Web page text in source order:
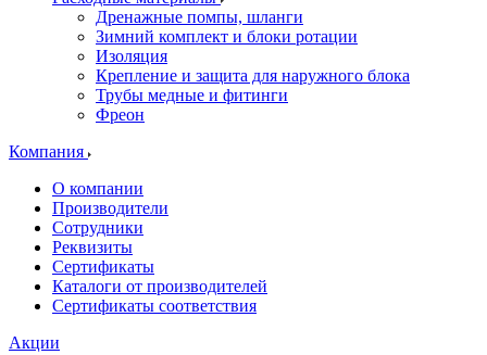
Дренажные помпы, шланги
Зимний комплект и блоки ротации
Изоляция
Крепление и защита для наружного блока
Трубы медные и фитинги
Фреон
Компания
О компании
Производители
Сотрудники
Реквизиты
Сертификаты
Каталоги от производителей
Сертификаты соответствия
Акции